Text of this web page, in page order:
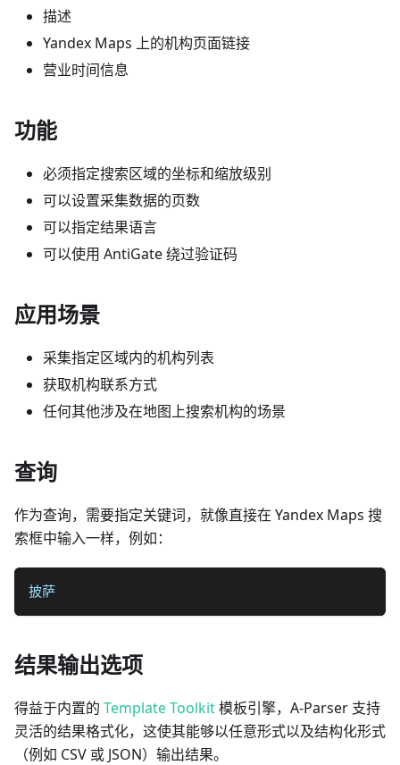
描述
Yandex Maps 上的机构页面链接
营业时间信息
功能
必须指定搜索区域的坐标和缩放级别
可以设置采集数据的页数
可以指定结果语言
可以使用 AntiGate 绕过验证码
应用场景
采集指定区域内的机构列表
获取机构联系方式
任何其他涉及在地图上搜索机构的场景
查询
作为查询，需要指定关键词，就像直接在 Yandex Maps 搜
索框中输入一样，例如：
披萨
结果输出选项
得益于内置的 Template Toolkit模板引擎，A-Parser 支持
灵活的结果格式化，这使其能够以任意形式以及结构化形式
（例如 CSV 或 JSON）输出结果。